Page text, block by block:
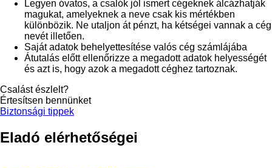
Legyen óvatos, a csalók jól ismert cégeknek álcázhatják
magukat, amelyeknek a neve csak kis mértékben
különbözik. Ne utaljon át pénzt, ha kétségei vannak a cég
nevét illetően.
Saját adatok behelyettesítése valós cég számlájába
Átutalás előtt ellenőrizze a megadott adatok helyességét
és azt is, hogy azok a megadott céghez tartoznak.
Csalást észlelt?
Értesítsen bennünket
Biztonsági tippek
Eladó elérhetőségei